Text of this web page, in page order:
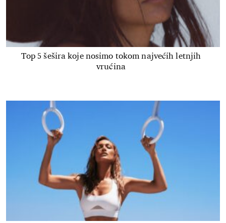
Top 5 šešira koje nosimo tokom najvećih letnjih
vrućina